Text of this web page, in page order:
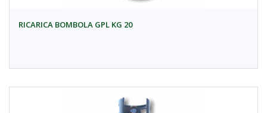
RICARICA BOMBOLA GPL KG 20